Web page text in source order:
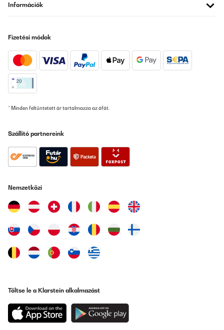
Információk
Fizetési módok
* Minden feltüntetett ár tartalmazza az áfát.
Szállító partnereink
Nemzetközi
Töltse le a Klarstein alkalmazást